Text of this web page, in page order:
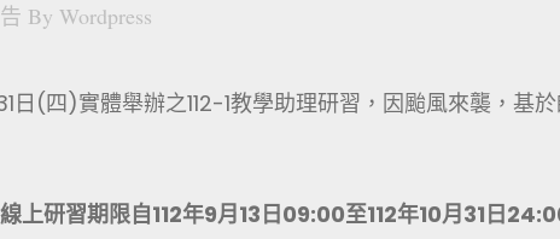
By Wordpress
日(四)實體舉辦之112-1教學助理研習，因颱風來襲，基
線上研習期限自112年9月13日09:00至112年10月31日